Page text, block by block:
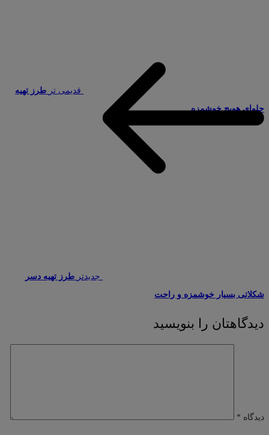
قدیمی تر طرز تهیه
حلوای هویج خوشمزه
جدیدتر طرز تهیه دسر
شکلاتی بسیار خوشمزه و راحت
دیدگاهتان را بنویسید
دیدگاه *